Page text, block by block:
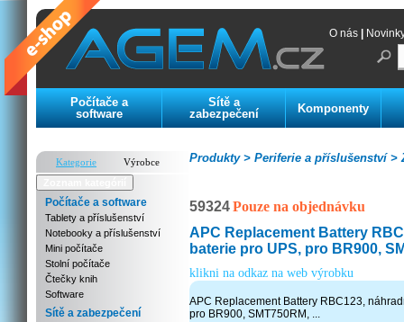
O nás
Počítače a
software
Sítě a
zabezpečení
Komponenty
Kategorie
Výrobce
Počítače a software
Tablety a příslušenství
Notebooky a příslušenství
Mini počítače
Stolní počítače
Čtečky knih
Software
Sítě a zabezpečení
Periferie a příslušenství >
Produkty >
59324Pouze na objednávku
APC Replacement Battery
baterie pro UPS, pro BR900,
klikni na odkaz na web výrobku
APC Replacement Battery RBC123,
pro BR900, SMT750RM, ...